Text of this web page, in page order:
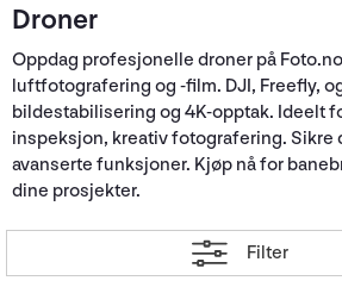
Droner
Oppdag profesjonelle droner på
luftfotografering og -film. DJI, Freefly,
bildestabilisering og 4K-opptak. Ideelt
inspeksjon, kreativ fotografering. Sikre
avanserte funksjoner. Kjøp nå for
dine prosjekter.
Filter